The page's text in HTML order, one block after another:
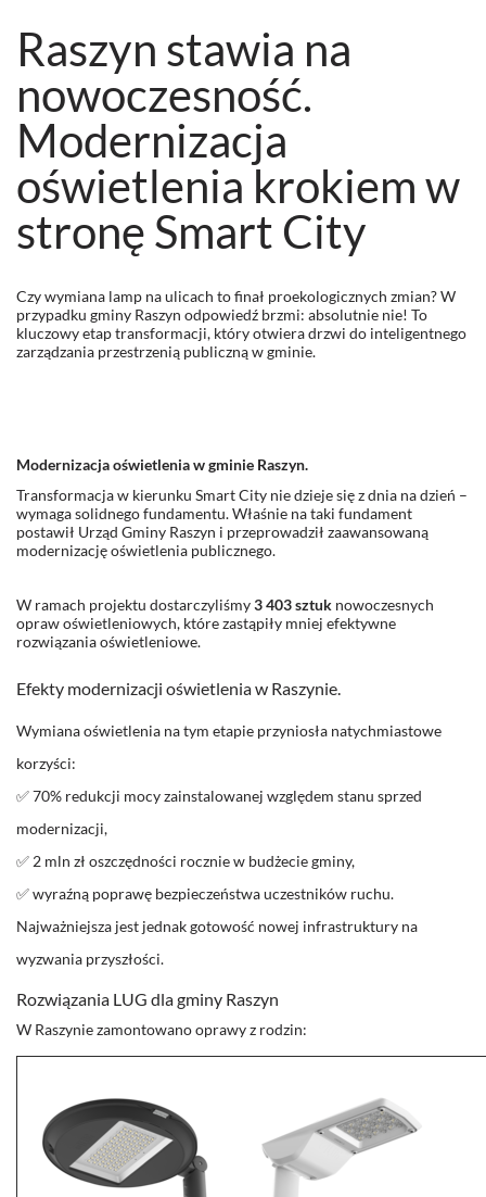
Raszyn stawia na
nowoczesność.
Modernizacja
oświetlenia krokiem w
stronę Smart City
Czy wymiana lamp na ulicach to finał proekologicznych zmian? W
przypadku gminy Raszyn odpowiedź brzmi: absolutnie nie! To
kluczowy etap transformacji, który otwiera drzwi do inteligentnego
zarządzania przestrzenią publiczną w gminie.
Modernizacja oświetlenia w gminie Raszyn.
Transformacja w kierunku Smart City nie dzieje się z dnia na dzień –
wymaga solidnego fundamentu. Właśnie na taki fundament
postawił Urząd Gminy Raszyn i przeprowadził zaawansowaną
modernizację oświetlenia publicznego.
W ramach projektu dostarczyliśmy3 403 sztuk nowoczesnych
opraw oświetleniowych, które zastąpiły mniej efektywne
rozwiązania oświetleniowe.
Efekty modernizacji oświetlenia w Raszynie.
Wymiana oświetlenia na tym etapie przyniosła natychmiastowe
korzyści:
✅ 70% redukcji mocy zainstalowanej względem stanu sprzed
modernizacji,
✅ 2 mln zł oszczędności rocznie w budżecie gminy,
✅ wyraźną poprawę bezpieczeństwa uczestników ruchu.
Najważniejsza jest jednak gotowość nowej infrastruktury na
wyzwania przyszłości.
Rozwiązania LUG dla gminy Raszyn
W Raszynie zamontowano oprawy z rodzin: